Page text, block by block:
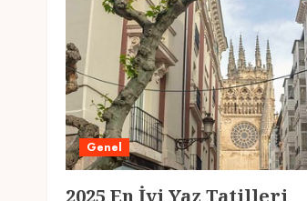
Genel
2025 En İyi Yaz Tatilleri